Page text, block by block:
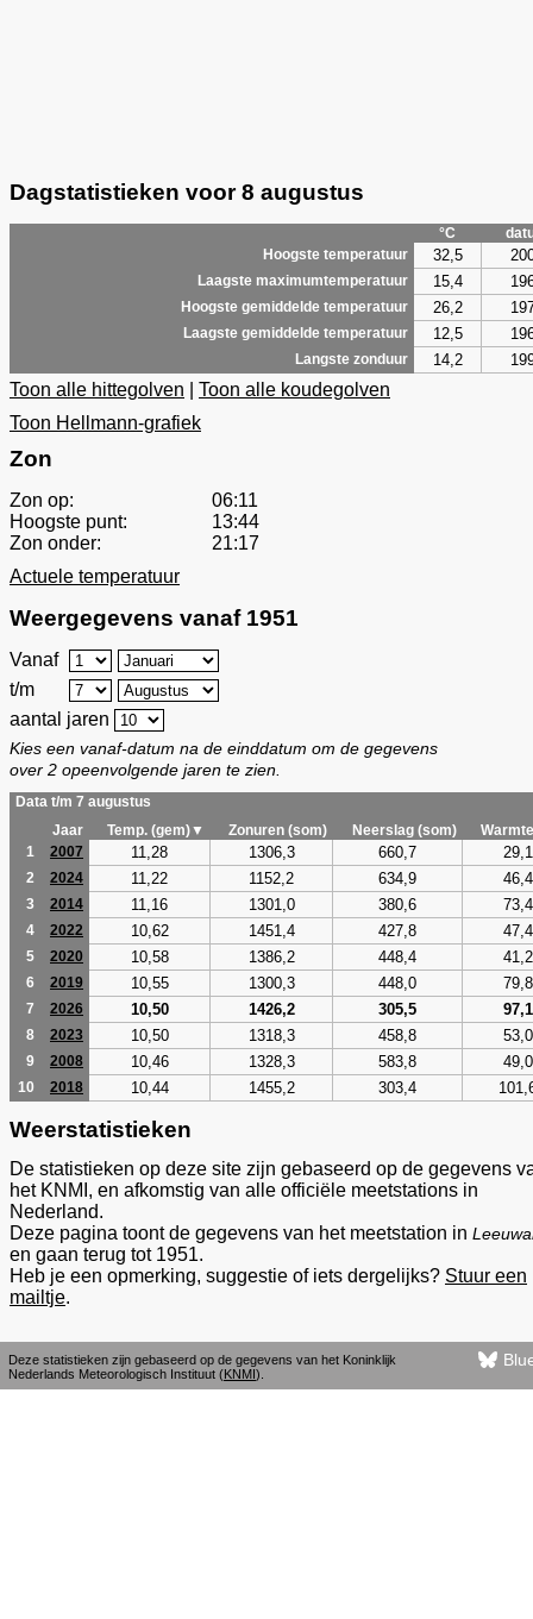
Dagstatistieken voor 8 augustus
°C
Hoogste temperatuur
32,5
Laagste maximumtemperatuur 15,4
Hoogste gemiddelde temperatuur 26,2
Laagste gemiddelde temperatuur 12,5
Langste zonduur 14,2
Toon alle hittegolven
Toon alle koudegolven
Toon Hellmann-grafiek
Zon
Zon op:
06:11
Hoogste punt:
13:44
Zon onder:
21:17
Actuele temperatuur
Weergegevens vanaf 1951
Vanaf
t/m
aantal jaren
Kies een vanaf-datum na de einddatum om de gegevens
over 2 opeenvolgende jaren te zien.
Data t/m 7 augustus
Jaar
Temp. (gem)▼ Zonuren (som) Neerslag (som)
1
2007 11,28 1306,3 660,7 29,1
2 2024 11,22 1152,2 634,9 46,4
3 2014 11,16 1301,0 380,6 73,4
4 2022 10,62 1451,4 427,8 47,4
5 2020 10,58 1386,2 448,4 41,2
6 2019 10,55 1300,3 448,0 79,8
7 2026 10,50 1426,2 305,5 97,1
8 2023 10,50 1318,3 458,8 53,0
9 2008 10,46 1328,3 583,8 49,0
10 2018 10,44 1455,2 303,4
Weerstatistieken
De statistieken op deze site zijn gebaseerd op de gegevens
het KNMI, en afkomstig van alle officiële meetstations in
Nederland.
Deze pagina toont de gegevens van het meetstation in
en gaan terug tot 1951.
Heb je een opmerking, suggestie of iets dergelijks? Stuur een
mailtje.
Deze statistieken zijn gebaseerd op de gegevens van het Koninklijk
Nederlands Meteorologisch Instituut (KNMI).